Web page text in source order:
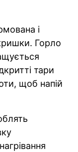
і
Горло
тари
щоб напій